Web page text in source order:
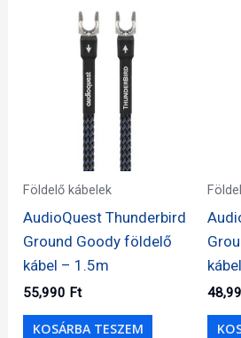
Földelő kábelek
AudioQuest Thunderbird
Ground Goody földelő
kábel – 1.5m
55,990 Ft
KOSÁRBA TESZEM